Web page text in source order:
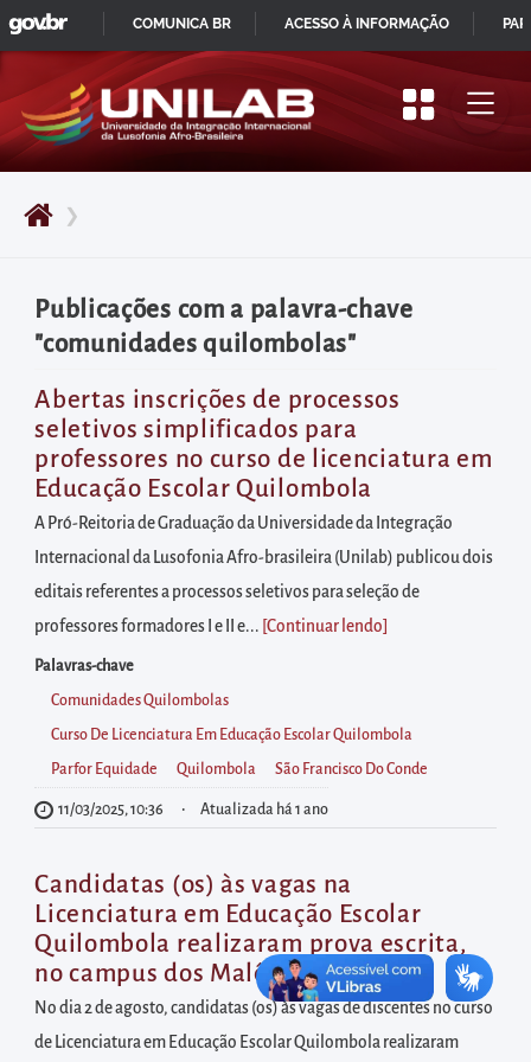
Pular
para
início
do
principal
Acessar
diretamente
o
menu
principal
Acessar
diretamente
à
área
para
realizar
buscas
internas
Acessar
diretamente
informações
postas
no
rodapé
❯
Publicações com a palavra-chave
"comunidades quilombolas"
Abertas inscrições de processos
seletivos simplificados para
professores no curso de licenciatura em
Educação Escolar Quilombola
A Pró-Reitoria de Graduação da Universidade da Integração
Internacional da Lusofonia Afro-brasileira (Unilab) publicou dois
editais referentes a processos seletivos para seleção de
professores formadores I e II e... [Continuar lendo
Palavras-chave
Comunidades Quilombolas
Curso De Licenciatura Em Educação Escolar Quilombola
Parfor Equidade Quilombola São Francisco Do Conde
11/03/2025, 10:36 Atualizada há 1 ano
Candidatas (os) às vagas na
Licenciatura em Educação Escolar
Quilombola realizaram prova escrita,
no campus dos Malês
No dia 2 de agosto, candidatas (os) às vagas de discentes no curso
de Licenciatura em Educação Escolar Quilombola realizaram
IR
PARA
CONTEÚDO
GOVBR
COMUNICA BR ACESSO À INFORMAÇÃO